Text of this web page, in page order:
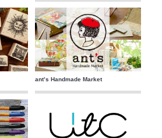
ant’s Handmade Market